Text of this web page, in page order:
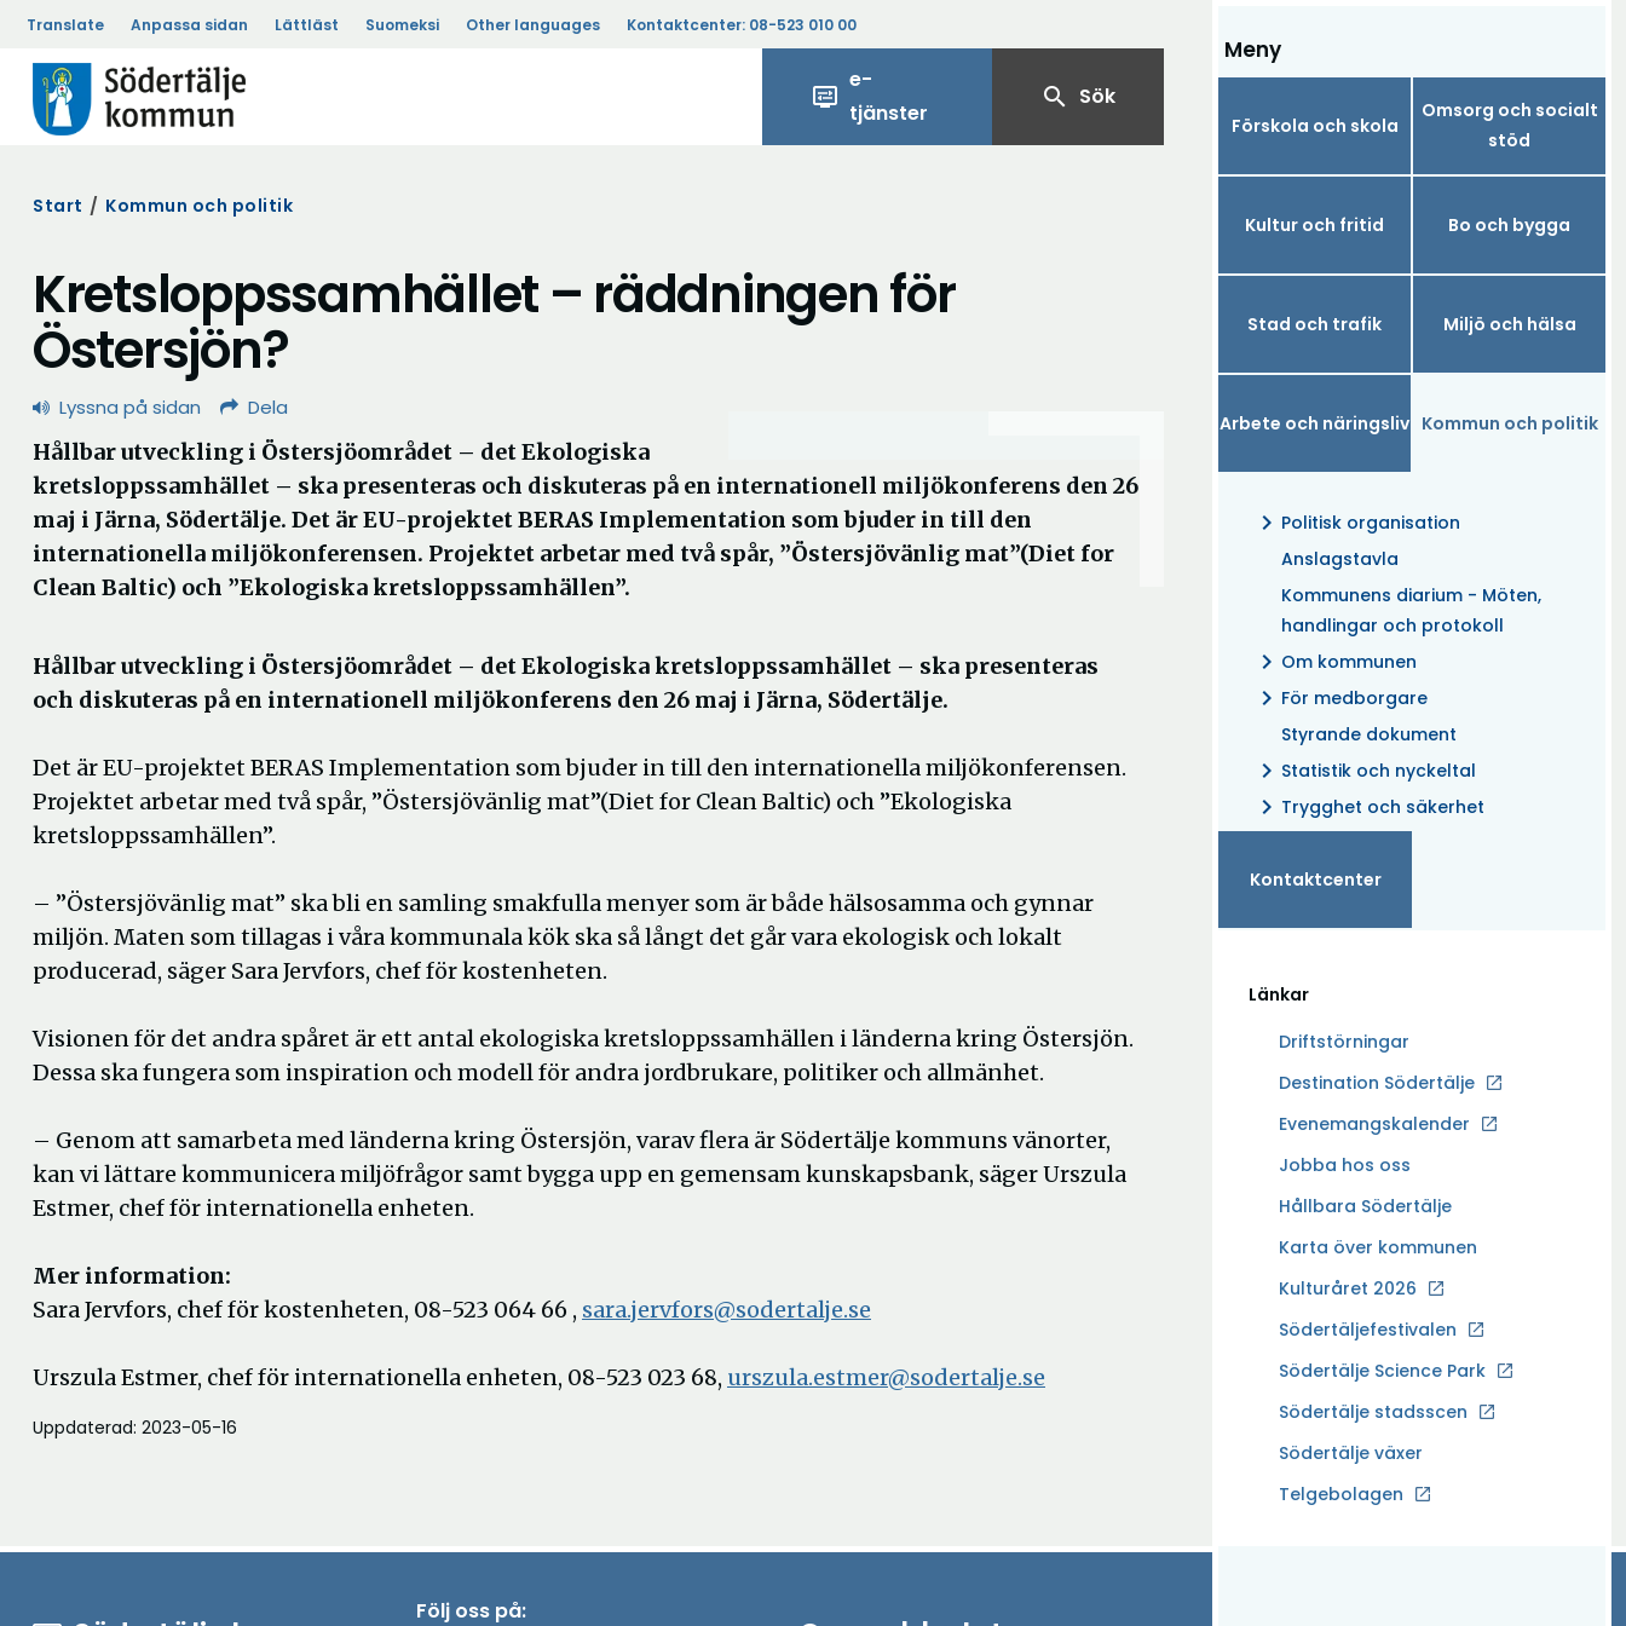
Translate Anpassa sidan Lättläst Suomeksi Other languages Kontaktcenter: 08-523 010 00
display_settings
e-
tjänster
search Sök
Meny
Förskola och skola
Omsorg och socialt
stöd
Kultur och fritid Bo och bygga
Stad och trafik Miljö och hälsa
Arbete och näringsliv Kommun och politik
chevron_right Politisk organisation
Anslagstavla
Kommunens diarium - Möten,
handlingar och protokoll
chevron_right Om kommunen
chevron_right För medborgare
Styrande dokument
chevron_right Statistik och nyckeltal
chevron_right Trygghet och säkerhet
Kontaktcenter
Länkar
Driftstörningar
Destination Södertälje
Ö
p
n
a
y
t
f
ö
n
t
Evenemangskalender
Jobba hos oss
Ö
p
n
a
y
t
f
ö
Hållbara Södertälje
Karta över kommunen
Kulturåret 2026
Södertäljefestivalen
Södertälje Science Park
Ö
p
n
a
Södertälje stadsscen
Södertälje växer
Telgebolagen
Ö
Start / Kommun och politik
Kretsloppssamhället – räddningen för
Östersjön?
Lyssna på sidan Dela
Hållbar utveckling i Östersjöområdet – det Ekologiska
kretsloppssamhället – ska presenteras och diskuteras på en internationell miljökonferens den 26
maj i Järna, Södertälje. Det är EU-projektet BERAS Implementation som bjuder in till den
internationella miljökonferensen. Projektet arbetar med två spår, ”Östersjövänlig mat”(Diet for
Clean Baltic) och ”Ekologiska kretsloppssamhällen”.
Hållbar utveckling i Östersjöområdet – det Ekologiska kretsloppssamhället – ska presenteras
och diskuteras på en internationell miljökonferens den 26 maj i Järna, Södertälje.
Det är EU-projektet BERAS Implementation som bjuder in till den internationella miljökonferensen.
Projektet arbetar med två spår, ”Östersjövänlig mat”(Diet for Clean Baltic) och ”Ekologiska
kretsloppssamhällen”.
– ”Östersjövänlig mat” ska bli en samling smakfulla menyer som är både hälsosamma och gynnar
miljön. Maten som tillagas i våra kommunala kök ska så långt det går vara ekologisk och lokalt
producerad, säger Sara Jervfors, chef för kostenheten.
Visionen för det andra spåret är ett antal ekologiska kretsloppssamhällen i länderna kring Östersjön.
Dessa ska fungera som inspiration och modell för andra jordbrukare, politiker och allmänhet.
– Genom att samarbeta med länderna kring Östersjön, varav flera är Södertälje kommuns vänorter,
kan vi lättare kommunicera miljöfrågor samt bygga upp en gemensam kunskapsbank, säger Urszula
Estmer, chef för internationella enheten.
Mer information:
Sara Jervfors, chef för kostenheten, 08-523 064 66 , sara.jervfors@sodertalje.se
Urszula Estmer, chef för internationella enheten, 08-523 023 68, urszula.estmer@sodertalje.se
Uppdaterad: 2023-05-16
Följ oss på: